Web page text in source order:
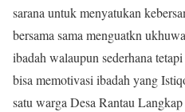
sarana untuk menyatukan
bersama sama menguatkn
ibadah walaupun sederhana
bisa memotivasi ibadah yang
satu warga Desa Rantau